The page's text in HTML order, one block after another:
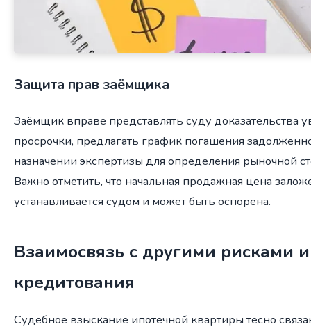
Защита прав заёмщика
Заёмщик вправе представлять суду доказательства
просрочки, предлагать график погашения
назначении экспертизы для определения рыночной
Важно отметить, что начальная продажная цена
устанавливается судом и может быть оспорена.
Взаимосвязь с другими рисками
кредитования
Судебное взыскание ипотечной квартиры тесно